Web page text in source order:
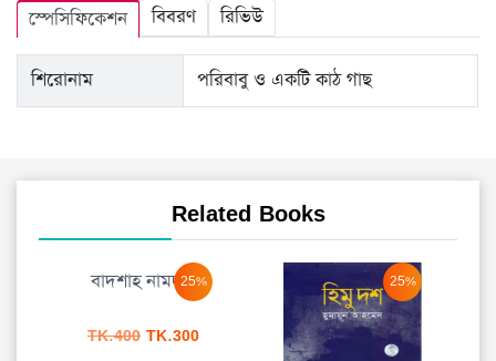
স্পেসিফিকেশন বিবরণ রিভিউ
শিরোনাম পরিবাবু ও একটি কাঠ গাছ
Related Books
25%
বাদশাহ নামদার
TK.400 Original
TK.300Current
25%